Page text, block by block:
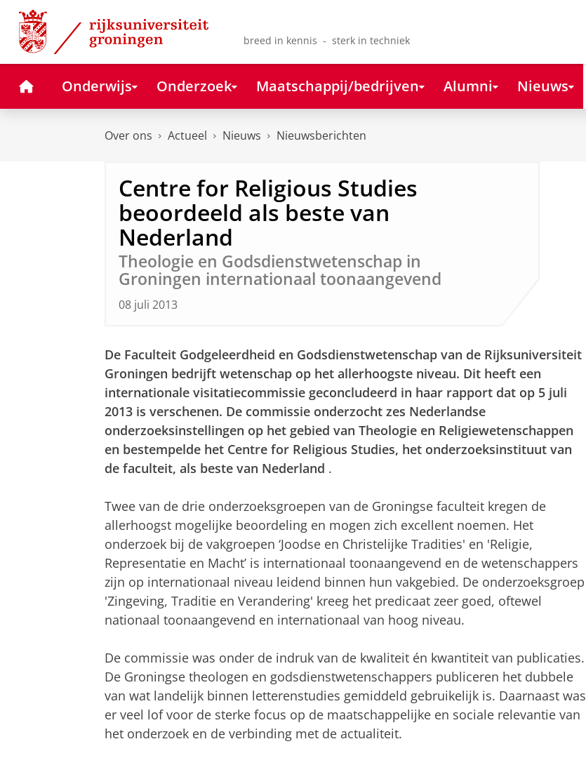
Skip
Content
Skip
Navigation
breed in kennis - sterk in techniek
HomeOnderwijs Onderzoek Maatschappij/bedrijven Alumni Nieuws
Over ons Actueel Nieuws Nieuwsberichten
Centre for Religious Studies
beoordeeld als beste van
Nederland
Theologie en Godsdienstwetenschap in
Groningen internationaal toonaangevend
08 juli 2013
De Faculteit Godgeleerdheid en Godsdienstwetenschap van de Rijksuniversiteit
Groningen bedrijft wetenschap op het allerhoogste niveau. Dit heeft een
internationale visitatiecommissie geconcludeerd in haar rapport dat op 5 juli
2013 is verschenen. De commissie onderzocht zes Nederlandse
onderzoeksinstellingen op het gebied van Theologie en Religiewetenschappen
en bestempelde het Centre for Religious Studies, het onderzoeksinstituut van
de faculteit, als beste van Nederland .
Twee van de drie onderzoeksgroepen van de Groningse faculteit kregen de
allerhoogst mogelijke beoordeling en mogen zich excellent noemen. Het
onderzoek bij de vakgroepen ‘Joodse en Christelijke Tradities' en 'Religie,
Representatie en Macht’ is internationaal toonaangevend en de wetenschappers
zijn op internationaal niveau leidend binnen hun vakgebied. De onderzoeksgroep
'Zingeving, Traditie en Verandering' kreeg het predicaat zeer goed, oftewel
nationaal toonaangevend en internationaal van hoog niveau.
De commissie was onder de indruk van de kwaliteit én kwantiteit van publicaties.
De Groningse theologen en godsdienstwetenschappers publiceren het dubbele
van wat landelijk binnen letterenstudies gemiddeld gebruikelijk is. Daarnaast was
er veel lof voor de sterke focus op de maatschappelijke en sociale relevantie van
het onderzoek en de verbinding met de actualiteit.